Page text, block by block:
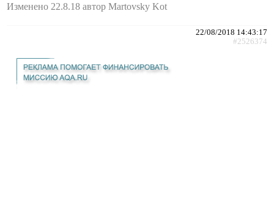
Изменено 22.8.18 автор Martovsky Kot
22/08/2018 14:43:17
#2526374